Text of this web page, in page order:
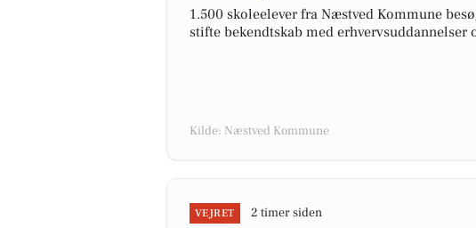
1.500 skoleelever fra Næstved Kommune
stifte bekendtskab med erhvervsuddannelser
Kilde: Næstved Kommune
VEJRET 2 timer siden